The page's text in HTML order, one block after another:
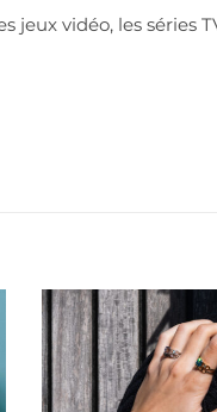
jeux vidéo, les séries